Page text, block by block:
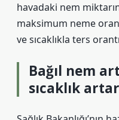
havadaki nem
maksimum neme
ve sıcaklıkla ters
Bağıl nem
sıcaklık